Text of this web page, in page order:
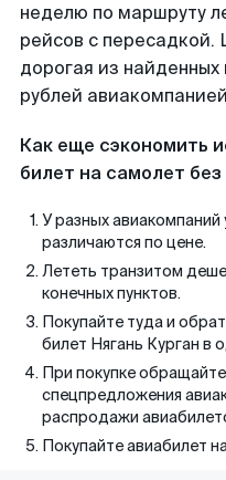
неделю по маршруту
рейсов с пересадкой.
дорогая из
рублей
Как еще сэкономить
билет на самолет
У разных авиакомпаний
различаются по цене.
Лететь транзитом
конечных пунктов.
Покупайте туда и
билет Нягань Курган в
При покупке
спецпредложения
распродажи
Покупайте авиабилет